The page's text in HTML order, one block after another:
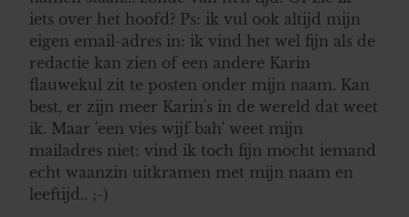
iets over het hoofd? Ps: ik vul ook altijd mijn
eigen email-adres in: ik vind het wel fijn als de
redactie kan zien of een andere Karin
flauwekul zit te posten onder mijn naam. Kan
best, er zijn meer Karin's in de wereld dat weet
ik. Maar 'een vies wijf bah' weet mijn
mailadres niet: vind ik toch fijn mocht iemand
echt waanzin uitkramen met mijn naam en
leeftijd.. ;-)